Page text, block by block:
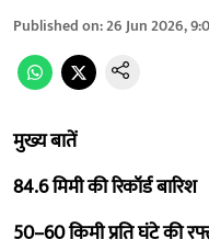
Published on:26 Jun 2026,
मुख्य बातें
84.6 मिमी की रिकॉर्ड बारिश
50–60 किमी प्रति घंटे की